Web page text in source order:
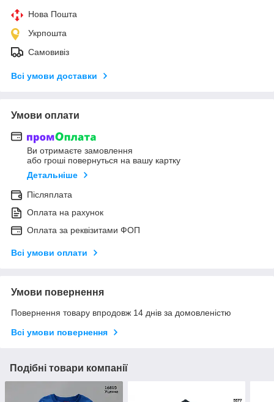
Нова Пошта
Укрпошта
Самовивіз
Всі умови доставки
Умови оплати
Ви отримаєте замовлення
або гроші повернуться на вашу картку
Детальніше
Післяплата
Оплата на рахунок
Оплата за реквізитами ФОП
Всі умови оплати
Умови повернення
Повернення товару впродовж 14 днів за домовленістю
Всі умови повернення
Подібні товари компанії